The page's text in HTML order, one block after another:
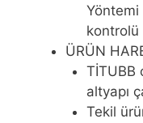
Yöntemi
kontrolü
ÜRÜN
TİTUBB
altyapı
Tekil